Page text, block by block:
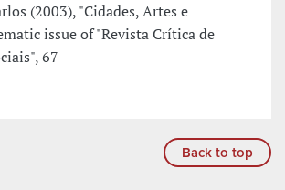
(2003), "Cidades, Artes e
issue of "Revista Crítica de
67
Back to top